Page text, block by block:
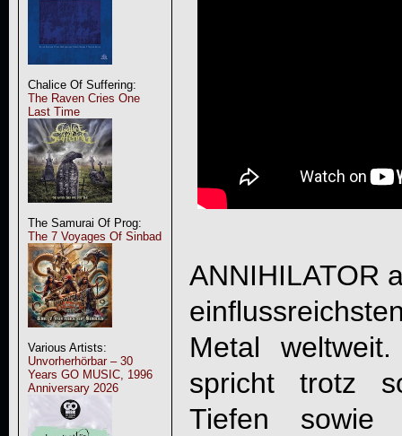
Chalice Of Suffering:
The Raven Cries One
Last Time
The Samurai Of Prog:
The 7 Voyages Of Sinbad
Various Artists:
Unvorherhörbar – 30
Years GO MUSIC, 1996
Anniversary 2026
ANNIHILATOR
Metal
spricht trotz
Tiefen sowie